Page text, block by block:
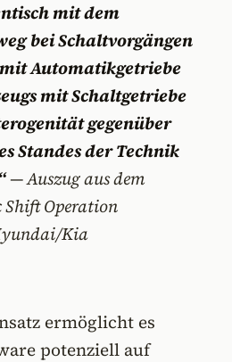
mit dem
bei Schaltvorgängen
Automatikgetriebe
mit Schaltgetriebe
gegenüber
Standes der Technik
—Auszug aus dem
Shift Operation
Kia
ermöglicht es
potenziell auf